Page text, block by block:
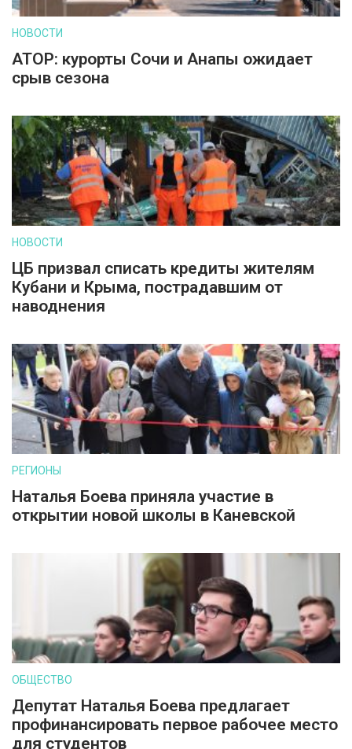
НОВОСТИ
АТОР: курорты Сочи и Анапы ожидает
срыв сезона
НОВОСТИ
ЦБ призвал списать кредиты жителям
Кубани и Крыма, пострадавшим от
наводнения
РЕГИОНЫ
Наталья Боева приняла участие в
открытии новой школы в Каневской
ОБЩЕСТВО
Депутат Наталья Боева предлагает
профинансировать первое рабочее место
для студентов